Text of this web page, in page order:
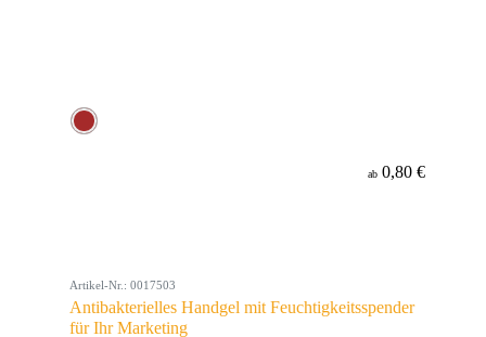
ab 0,80 €
Artikel-Nr.: 0017503
Antibakterielles Handgel mit Feuchtigkeitsspender
für Ihr Marketing